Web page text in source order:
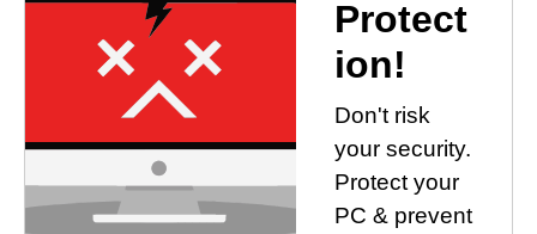
Protect
ion!
Don't risk
your security.
Protect your
PC & prevent